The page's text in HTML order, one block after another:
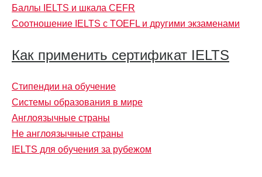
Баллы IELTS и шкала CEFR
Соотношение IELTS с TOEFL и другими экзаменами
Как применить сертификат IELTS
Стипендии на обучение
Системы образования в мире
Англоязычные страны
Не англоязычные страны
IELTS для обучения за рубежом